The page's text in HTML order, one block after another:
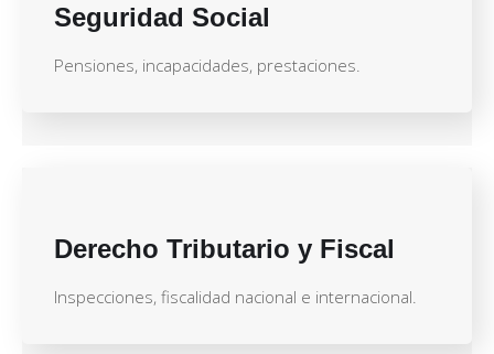
Seguridad Social
Pensiones, incapacidades, prestaciones.
Derecho Tributario y Fiscal
Inspecciones, fiscalidad nacional e internacional.